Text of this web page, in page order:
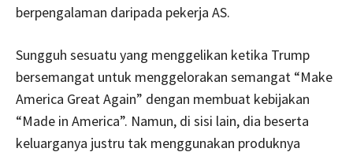
berpengalaman daripada pekerja AS.
Sungguh sesuatu yang menggelikan ketika Trump
bersemangat untuk menggelorakan semangat “Make
America Great Again” dengan membuat kebijakan
“Made in America”. Namun, di sisi lain, dia beserta
keluarganya justru tak menggunakan produknya